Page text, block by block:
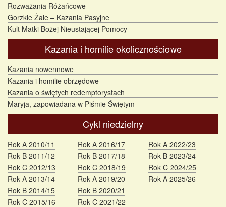
Rozważania Różańcowe
Gorzkie Żale – Kazania Pasyjne
Kult Matki Bożej Nieustającej Pomocy
Kazania i homilie okolicznościowe
Kazania nowennowe
Kazania i homilie obrzędowe
Kazania o świętych redemptorystach
Maryja, zapowiadana w Piśmie Świętym
Cykl niedzielny
Rok A 2010/11
Rok B 2011/12
Rok C 2012/13
Rok A 2013/14
Rok B 2014/15
Rok C 2015/16
Rok A 2016/17
Rok B 2017/18
Rok C 2018/19
Rok A 2019/20
Rok B 2020/21
Rok C 2021/22
Rok A 2022/23
Rok B 2023/24
Rok C 2024/25
Rok A 2025/26